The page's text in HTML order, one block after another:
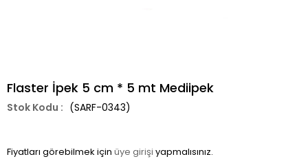
Flaster İpek 5 cm * 5 mt Mediipek
(SARF-0343)
Fiyatları görebilmek için üye girişi yapmalısınız.